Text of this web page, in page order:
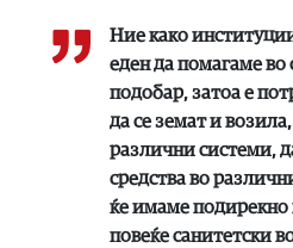
Ние како
еден да помагаме во
подобар, затоа е
да се земат и
различни системи,
средства во
ќе имаме подирекно
повеќе санитетски